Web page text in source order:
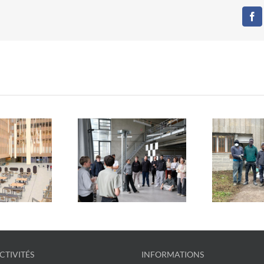
du réemploi :
x ENSA Paris-
Est
Restos du Cœur x
Tricycle : un chantier
solidaire et engagé
En
INFORMATIONS